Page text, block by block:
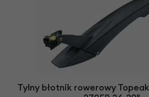
Tylny błotnik rowerowy